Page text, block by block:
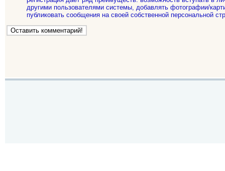
другими пользователями системы, добавлять фотографии/
публиковать сообщения на своей собственной персональной